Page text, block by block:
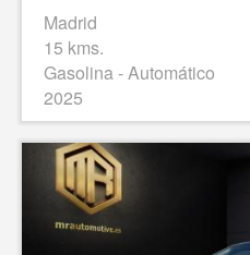
Madrid
15 kms.
Gasolina - Automático
2025